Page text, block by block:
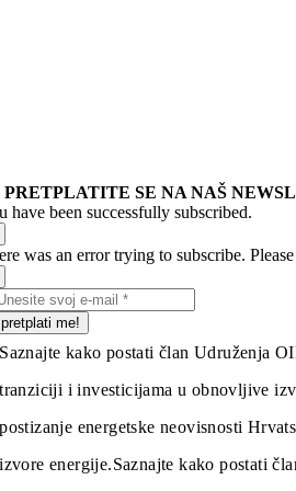
PRETPLATITE SE NA NAŠ
have been successfully subscribed.
was an error trying to subscribe.
pretplati me!
Saznajte kako postati član Udruženja
tranziciji i investicijama u obnovljive
postizanje energetske neovisnosti
izvore energije.Saznajte kako postati